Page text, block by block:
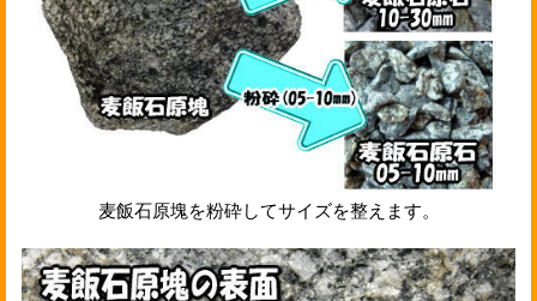
麦飯石原塊を粉砕してサイズを整えます。